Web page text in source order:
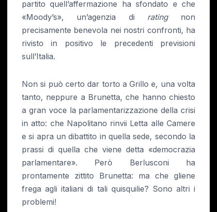
partito quell’affermazione ha sfondato e che
«Moody’s», un’agenzia di ratingnon
precisamente benevola nei nostri confronti, ha
rivisto in positivo le precedenti previsioni
sull’Italia.
Non si può certo dar torto a Grillo e, una volta
tanto, neppure a Brunetta, che hanno chiesto
a gran voce la parlamentarizzazione della crisi
in atto: che Napolitano rinvii Letta alle Camere
e si apra un dibattito in quella sede, secondo la
prassi di quella che viene detta «democrazia
parlamentare». Però Berlusconi ha
prontamente zittito Brunetta: ma che gliene
frega agli italiani di tali quisquilie? Sono altri i
problemi!